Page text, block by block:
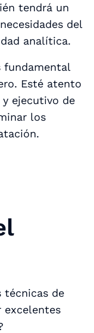
tendrá un
del
analítica.
fundamental
Esté atento
ejecutivo de
los
técnicas de
excelentes